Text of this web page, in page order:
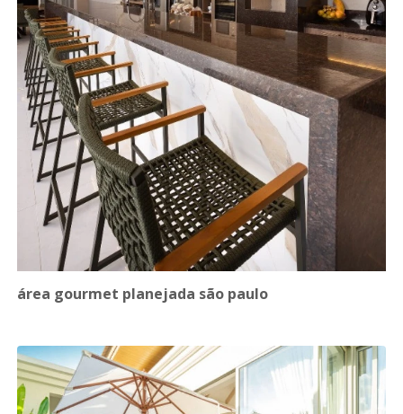
área gourmet planejada são paulo